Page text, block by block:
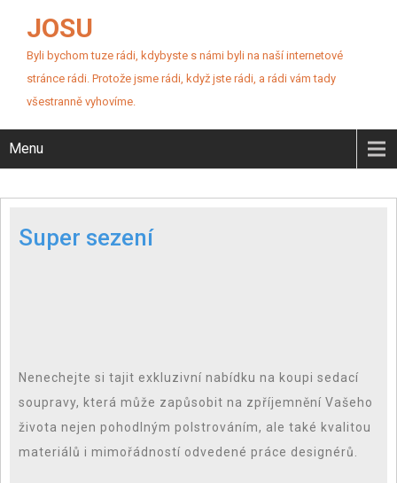
JOSU
Byli bychom tuze rádi, kdybyste s námi byli na naší internetové
stránce rádi. Protože jsme rádi, když jste rádi, a rádi vám tady
všestranně vyhovíme.
Menu
Super sezení
Nenechejte si tajit exkluzivní nabídku na koupi sedací
soupravy, která může zapůsobit na zpříjemnění Vašeho
života nejen pohodlným polstrováním, ale také kvalitou
materiálů i mimořádností odvedené práce designérů.